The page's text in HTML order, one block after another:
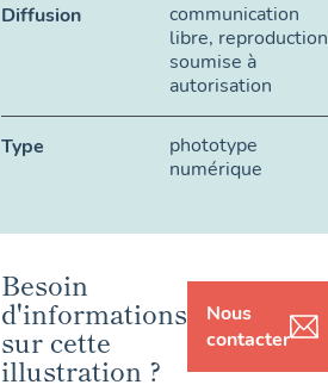
Diffusion
communication
libre, reproduction
soumise à
autorisation
Type
phototype
numérique
Besoin
d'informations
sur cette
illustration ?
Nous
contacter